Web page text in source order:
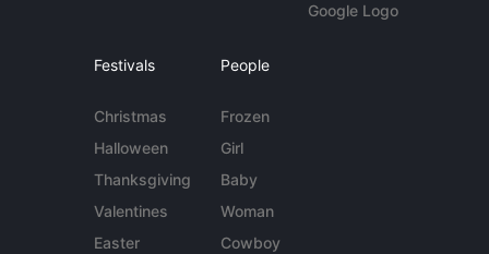
Google Logo
Festivals
Christmas
Halloween
Thanksgiving
Valentines
Easter
People
Frozen
Girl
Baby
Woman
Cowboy